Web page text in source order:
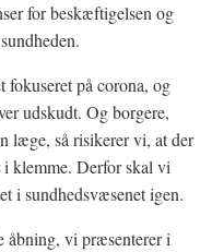
for beskæftigelsen og
fokuseret på corona, og
udskudt. Og borgere,
læge, så risikerer vi, at der
i klemme. Derfor skal vi
i sundhedsvæsenet igen.
åbning, vi præsenterer i